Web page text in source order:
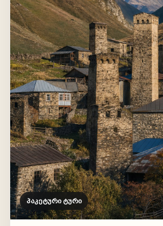
პაკეტური ტური